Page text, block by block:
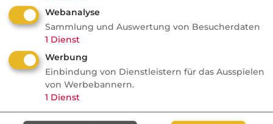
blickt, sieht er keinen Untergang des
Vertriebs, aber KI als Assistent auf der
Schulter sowie eine harte Debatte um die
Bezahlbarkeit des Rundum-Sorglos-
Pakets.
Webanalyse
Sammlung und Auswertung von Besucherdaten
1 Dienst
Werbung
Einbindung von Dienstleistern für das Ausspielen
von Werbebannern.
1 Dienst